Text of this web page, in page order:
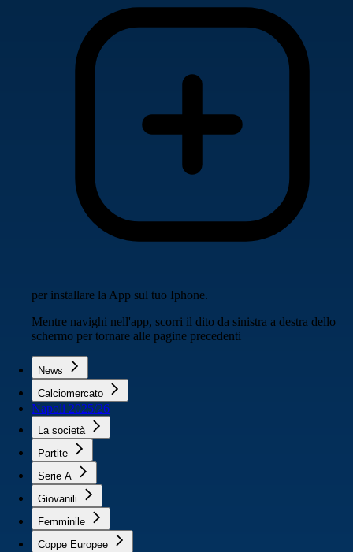
per installare la App sul tuo Iphone.
Mentre navighi nell'app, scorri il dito da sinistra a destra dello
schermo per tornare alle pagine precedenti
News
Calciomercato
Napoli 2025/26
La società
Partite
Serie A
Giovanili
Femminile
Coppe Europee